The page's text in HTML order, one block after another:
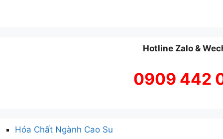
Hotline Zalo &
0909 442
Hóa Chất Ngành Cao Su